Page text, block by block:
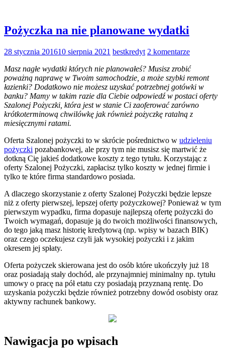
Pożyczka na nie planowane wydatki
28 stycznia 201610 sierpnia 2021 bestkredyt 2 komentarze
Masz nagłe wydatki których nie planowałeś? Musisz zrobić
poważną naprawę w Twoim samochodzie, a może szybki remont
łazienki? Dodatkowo nie możesz uzyskać potrzebnej gotówki w
banku? Mamy w takim razie dla Ciebie odpowiedź w postaci oferty
Szalonej Pożyczki, która jest w stanie Ci zaoferować zarówno
krótkoterminową chwilówkę jak również pożyczkę ratalną z
miesięcznymi ratami.
Oferta Szalonej pożyczki to w skrócie pośrednictwo w udzieleniu
pożyczki pozabankowej, ale przy tym nie musisz się martwić że
dotkną Cię jakieś dodatkowe koszty z tego tytułu. Korzystając z
oferty Szalonej Pożyczki, zapłacisz tylko koszty w jednej firmie i
tylko te które firma standardowo posiada.
A dlaczego skorzystanie z oferty Szalonej Pożyczki będzie lepsze
niż z oferty pierwszej, lepszej oferty pożyczkowej? Ponieważ w tym
pierwszym wypadku, firma dopasuje najlepszą ofertę pożyczki do
Twoich wymagań, dopasuje ją do twoich możliwości finansowych,
do tego jaką masz historię kredytową (np. wpisy w bazach BIK)
oraz czego oczekujesz czyli jak wysokiej pożyczki i z jakim
okresem jej spłaty.
Oferta pożyczek skierowana jest do osób które ukończyły już 18
oraz posiadają stały dochód, ale przynajmniej minimalny np. tytułu
umowy o pracę na pół etatu czy posiadają przyznaną rentę. Do
uzyskania pożyczki będzie również potrzebny dowód osobisty oraz
aktywny rachunek bankowy.
Nawigacja po wpisach